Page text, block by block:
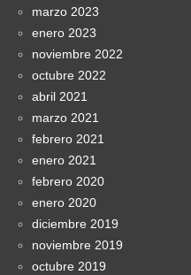
marzo 2023
enero 2023
noviembre 2022
octubre 2022
abril 2021
marzo 2021
febrero 2021
enero 2021
febrero 2020
enero 2020
diciembre 2019
noviembre 2019
octubre 2019